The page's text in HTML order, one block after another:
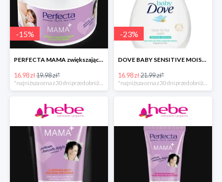
-15%
PERFECTA MAMA zwiększające elastyczność skóry masło do ciała
16.98 zł19.98 zł*
-23%
DOVE BABY SENSITIVE MOISTURE emulsja do mycia ciała i włosów
16.98 zł21.99 zł*